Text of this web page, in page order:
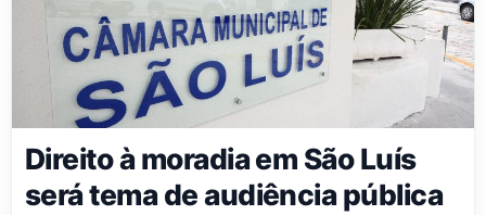
Direito à moradia em São Luís
será tema de audiência pública